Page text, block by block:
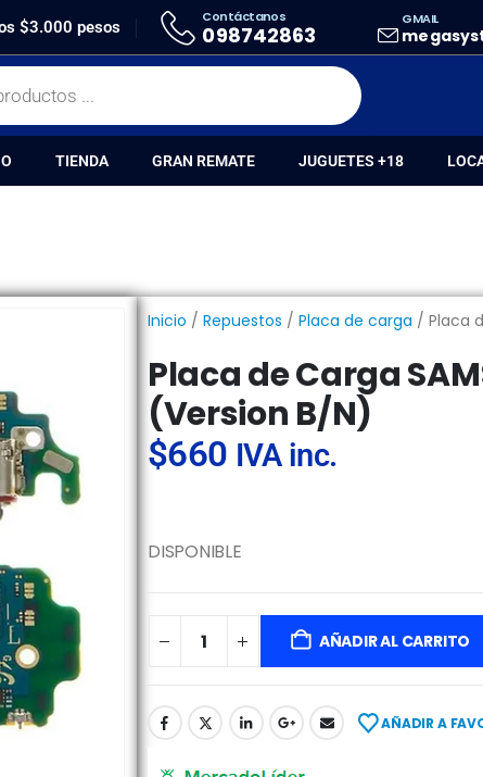
$3.000 pesos
Contáctanos
098742863
GMAIL
TIENDA GRAN REMATE JUGUETES +18
DE CARGA SAMSUNG S21 ULTRA (VERSION B/N)
Inicio / Repuestos / Placa de carga / Placa
Placa de Carga
(Version B/N)
$660 IVA inc.
DISPONIBLE
AÑADIR AL CARRITO
AÑADIR A